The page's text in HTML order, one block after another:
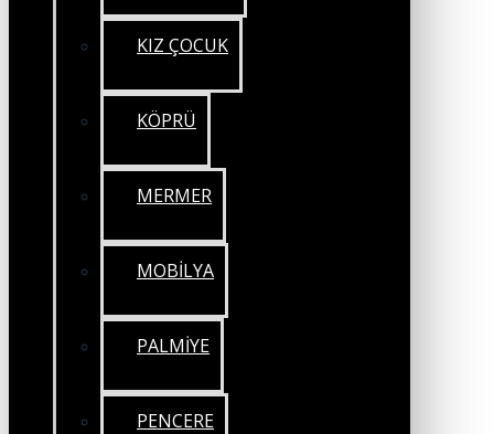
KIZ ÇOCUK
KÖPRÜ
MERMER
MOBİLYA
PALMİYE
PENCERE